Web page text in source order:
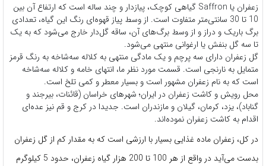
زعفران یا Saffron گیاهی کوچک، پیازدار و چند ساله است که ارتفاع آن بین
10 تا 30 سانتی‌متر متفاوت است. از وسط پیاز قهوه‌ای‌ رنگ این گیاه، تعدادی
برگ باریک و دراز و از وسط برگ‌های آن، ساقه گل‌دار خارج می‌شود که به یک
تا سه گل بنفش یا ارغوانی منتهی می‌شود.
گل زعفران دارای سه پرچم و یک مادگی منتهی به کلاله سه‌شاخه به رنگ قرمز
متمایل به نارنجی است. قسمت مورد نظر ما، انتهای خامه و کلاله سه‌شاخه
است که به نام زعفران مشهور است و بسیار معطر و کمی تلخ است.
محل رویش و کاشت زعفران در ایران؛ شهرهای خراسان (قائنات، بیرجند و
گناباد)، یزد، کرمان، گیلان و مازندران است. جدیدا در کرج و قم نیز عده‌ای
اقدام به کاشت زعفران نموده‌اند.
در کل، زعفران ماده‌ غذایی بسیار با‌ ارزشی است که به مقدار کم از گل زعفران
بدست می‌آید در واقع از هر 100 تا 200 هزار گیاه زعفران، حدود 5 كيلوگرم